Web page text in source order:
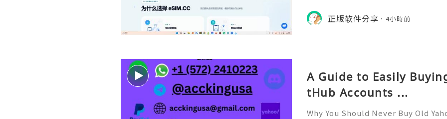
餐）。长
络）：优先 RedteaGO（明确提供通
公数字游民，或手机不支持 eSIM：用
正版软件分享 4小時前
A Guide to Easily
tHub Accounts ...
Why You Should Never Buy Old